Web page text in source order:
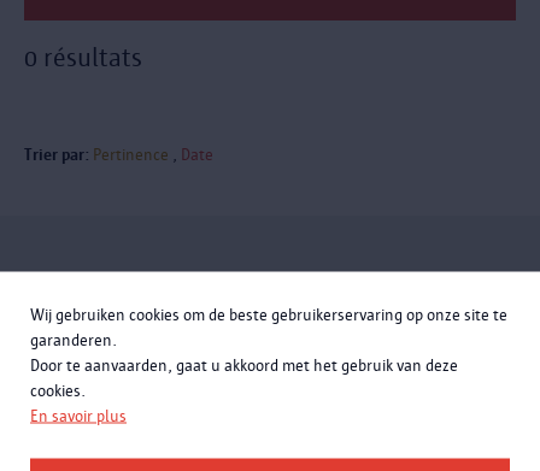
Wij gebruiken cookies om de beste gebruikerservaring op onze site te
garanderen.
Door te aanvaarden, gaat u akkoord met het gebruik van deze
cookies.
En savoir plus
0 résultats
Trier par: Pertinence Date